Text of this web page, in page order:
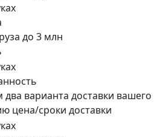
до 3 млн
варианта доставки вашего
цена/сроки доставки